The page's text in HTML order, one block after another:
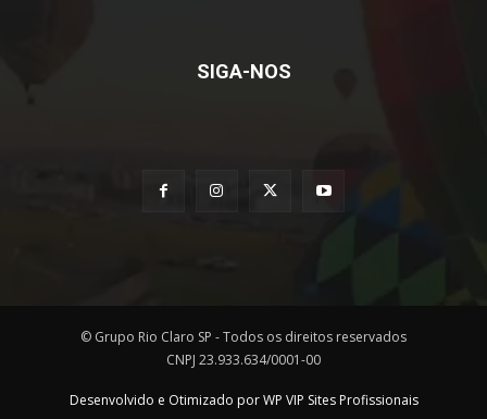
SIGA-NOS
© Grupo Rio Claro SP - Todos os direitos reservados
CNPJ 23.933.634/0001-00
Desenvolvido e Otimizado por WP VIP Sites Profissionais